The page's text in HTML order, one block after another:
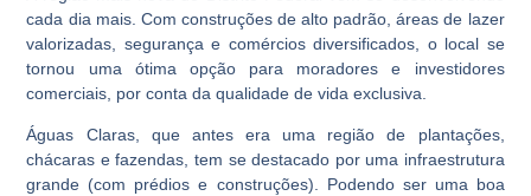
cada dia mais. Com construções de alto padrão, áreas de lazer
valorizadas, segurança e comércios diversificados, o local se
tornou uma ótima opção para moradores e investidores
comerciais, por conta da qualidade de vida exclusiva.
Águas Claras, que antes era uma região de plantações,
chácaras e fazendas, tem se destacado por uma infraestrutura
grande (com prédios e construções). Podendo ser uma boa